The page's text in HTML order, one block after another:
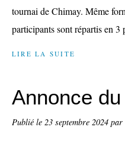
tournai de Chimay. Même
participants sont répartis en 3
LIRE LA SUITE
Annonce
Publié le 23 septembre 2024 par